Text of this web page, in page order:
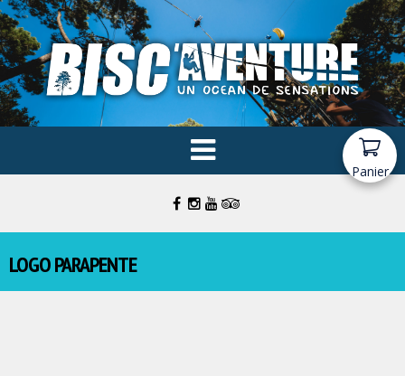
Panier
LOGO PARAPENTE